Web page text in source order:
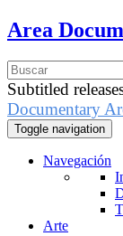
Area
Subtitled
Documentary
Toggle navigation
Navegación
Arte